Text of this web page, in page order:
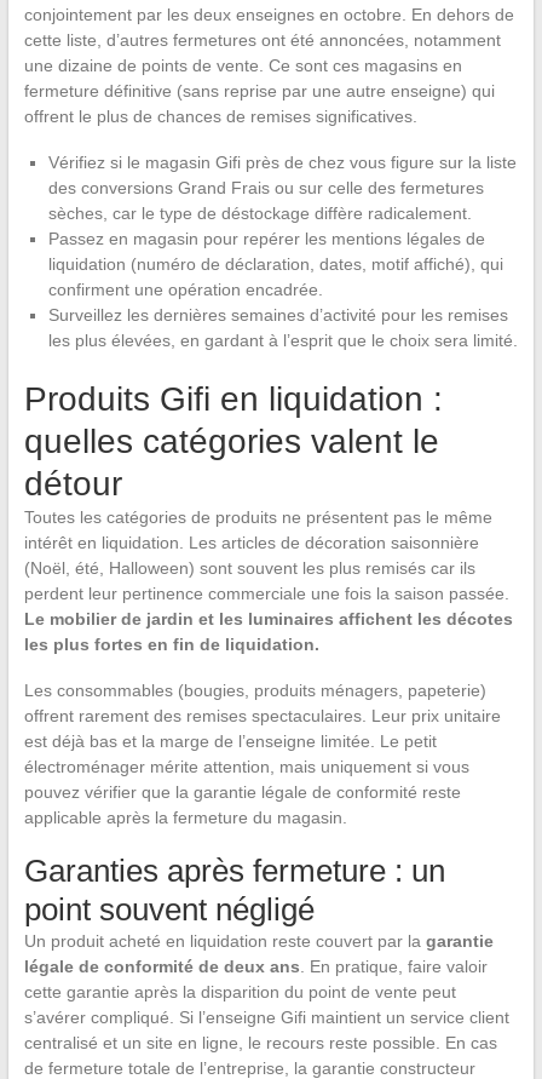
conjointement par les deux enseignes en octobre. En dehors de
cette liste, d’autres fermetures ont été annoncées, notamment
une dizaine de points de vente. Ce sont ces magasins en
fermeture définitive (sans reprise par une autre enseigne) qui
offrent le plus de chances de remises significatives.
Vérifiez si le magasin Gifi près de chez vous figure sur la liste
des conversions Grand Frais ou sur celle des fermetures
sèches, car le type de déstockage diffère radicalement.
Passez en magasin pour repérer les mentions légales de
liquidation (numéro de déclaration, dates, motif affiché), qui
confirment une opération encadrée.
Surveillez les dernières semaines d’activité pour les remises
les plus élevées, en gardant à l’esprit que le choix sera limité.
Produits Gifi en liquidation :
quelles catégories valent le
détour
Toutes les catégories de produits ne présentent pas le même
intérêt en liquidation. Les articles de décoration saisonnière
(Noël, été, Halloween) sont souvent les plus remisés car ils
perdent leur pertinence commerciale une fois la saison passée.
Le mobilier de jardin et les luminaires affichent les décotes
les plus fortes en fin de liquidation.
Les consommables (bougies, produits ménagers, papeterie)
offrent rarement des remises spectaculaires. Leur prix unitaire
est déjà bas et la marge de l’enseigne limitée. Le petit
électroménager mérite attention, mais uniquement si vous
pouvez vérifier que la garantie légale de conformité reste
applicable après la fermeture du magasin.
Garanties après fermeture : un
point souvent négligé
Un produit acheté en liquidation reste couvert par la garantie
légale de conformité de deux ans . En pratique, faire valoir
cette garantie après la disparition du point de vente peut
s’avérer compliqué. Si l’enseigne Gifi maintient un service client
centralisé et un site en ligne, le recours reste possible. En cas
de fermeture totale de l’entreprise, la garantie constructeur